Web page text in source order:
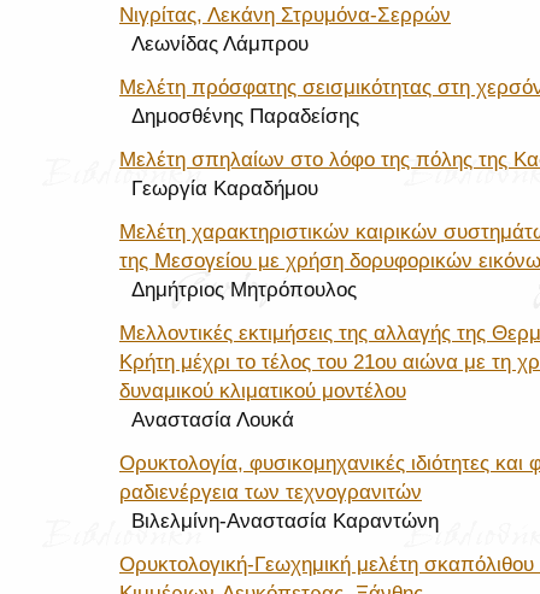
Νιγρίτας, Λεκάνη Στρυμόνα-Σερρών
Λεωνίδας Λάμπρου
Μελέτη πρόσφατης σεισμικότητας στη
Δημοσθένης Παραδείσης
Μελέτη σπηλαίων στο λόφο της πόλης της
Γεωργία Καραδήμου
Μελέτη χαρακτηριστικών καιρικών
της Μεσογείου με χρήση δορυφορικών
Δημήτριος Μητρόπουλος
Μελλοντικές εκτιμήσεις της αλλαγής της
Κρήτη μέχρι το τέλος του 21ου αιώνα με τη
δυναμικού κλιματικού μοντέλου
Αναστασία Λουκά
Ορυκτολογία, φυσικομηχανικές ιδιότητες και
ραδιενέργεια των τεχνογρανιτών
Βιλελμίνη-Αναστασία Καραντώνη
Ορυκτολογική-Γεωχημική μελέτη